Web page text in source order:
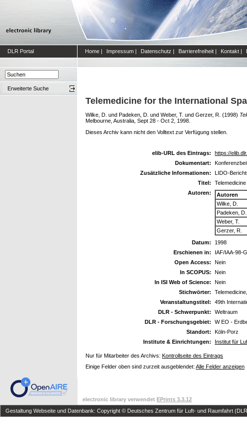
DLR Portal Home | Impressum | Datenschutz | Barrierefreiheit | Kontakt |
Erweiterte Suche
Telemedicine for the International
Wilke, D. und Padeken, D. und Weber, T. und Gerzer, R. (1998)
Melbourne, Australia, Sept 28 - Oct 2, 1998.
Dieses Archiv kann nicht den Volltext zur Verfügung stellen.
elib-URL des Eintrags:
https://
Dokumentart:
Zusätzliche Informationen:
LIDO-
Titel:
Autoren:
Autoren
Wilke, D.
Padeken, D.
Weber, T.
Gerzer, R.
Datum:
1998
Erschienen in:
IAF/IAA-98-
Open Access:
Nein
In SCOPUS:
Nein
In ISI Web of Science:
Nein
Stichwörter:
Veranstaltungstitel:
49th
DLR - Schwerpunkt:
Weltraum
DLR - Forschungsgebiet:
W EO -
Standort:
Köln-Porz
Institute & Einrichtungen:
Institut für
Nur für Mitarbeiter des Archivs: Kontrollseite des Eintrags
Einige Felder oben sind zurzeit ausgeblendet: Alle Felder anzeigen
electronic library verwendet EPrints 3.3.12
Gestaltung Webseite und Datenbank: Copyright © Deutsches Zentrum für Luft- und Raumfahrt